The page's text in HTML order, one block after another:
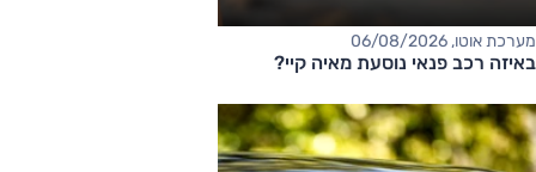
מערכת אוטו, 06/08/2026
באיזה רכב פנאי נוסעת מאיה קיי?